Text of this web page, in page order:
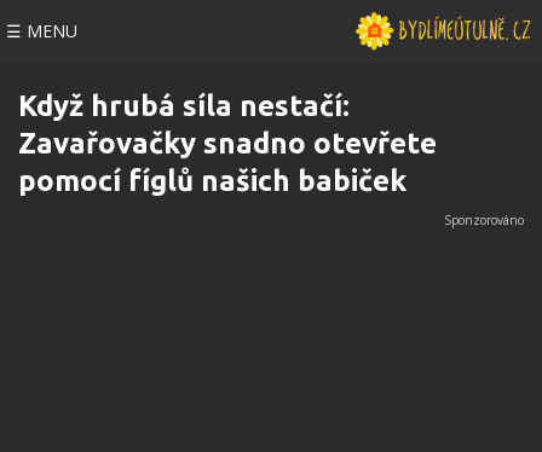
☰ MENU
Když hrubá síla nestačí:
Zavařovačky snadno otevřete
pomocí fíglů našich babiček